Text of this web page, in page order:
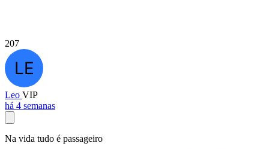
207
Leo VIP
há 4 semanas
Na vida tudo é passageiro